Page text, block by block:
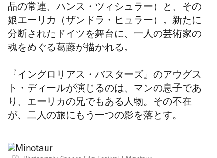
品の常連、ハンス・ツィシュラー）と、その
娘エーリカ（ザンドラ・ヒュラー）。新たに
分断されたドイツを舞台に、一人の芸術家の
魂をめぐる葛藤が描かれる。
『イングロリアス・バスターズ』のアウグス
ト・ディールが演じるのは、マンの息子であ
り、エーリカの兄でもある人物。その不在
が、二人の旅にもう一つの影を落とす。